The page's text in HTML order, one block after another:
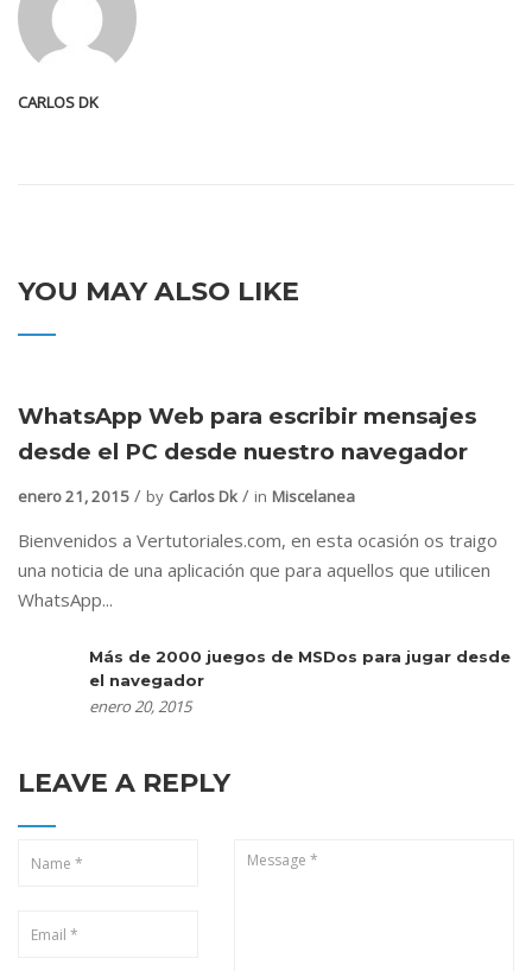
CARLOS DK
YOU MAY ALSO LIKE
WhatsApp Web para escribir mensajes
desde el PC desde nuestro navegador
enero 21, 2015 by Carlos Dk in Miscelanea
Bienvenidos a Vertutoriales.com, en esta ocasión os traigo
una noticia de una aplicación que para aquellos que utilicen
WhatsApp...
Más de 2000 juegos de MSDos para jugar desde
el navegador
enero 20, 2015
LEAVE A REPLY